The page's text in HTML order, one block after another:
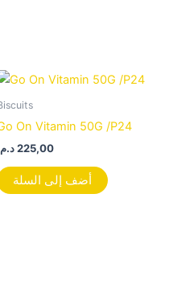
On Vitamin 50G /P24
225,00
أضف إلى السلة